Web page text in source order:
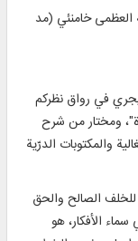
العظمى خامنئي (مد
في رواق نظركم
ومختار من شرح
والمكتوبات الدرّية
للخلف الصالح والحق
سماء الأفكار، هو